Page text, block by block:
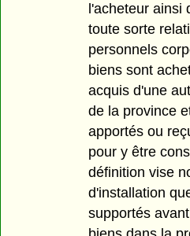
l'acheteur ainsi
toute sorte
personnels
biens sont
acquis d'une
de la province
apportés ou
pour y être
définition vise
d'installation
supportés